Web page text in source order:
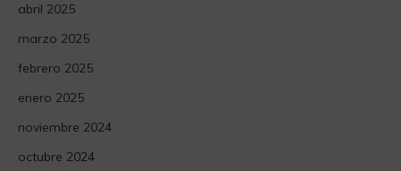
abril 2025
marzo 2025
febrero 2025
enero 2025
noviembre 2024
octubre 2024